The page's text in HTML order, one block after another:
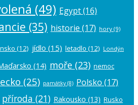
(49) Egypt(16)
(35) historie (17) hory (9)
(12) jídlo (15) letadlo (12) Londýn
(14) moře (23) nemoc
(25) památky(8) Polsko (17)
příroda (21) Rakousko (13) Rusko